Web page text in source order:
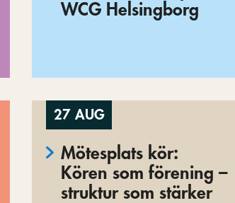
WCG Helsingborg
27 AUG
Mötesplats kör:
Kören som förening –
struktur som stärker